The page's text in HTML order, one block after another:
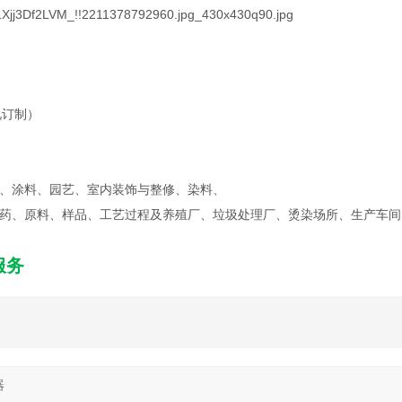
制）
涂料、园艺、室内装饰与整修、染料、
、原料、样品、工艺过程及养殖厂、垃圾处理厂、烫染场所、生产车
务